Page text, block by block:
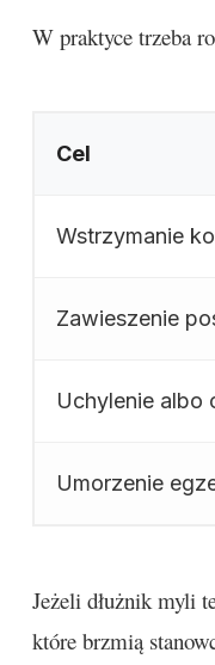
W praktyce trzeba
Cel
Wstrzymanie
Zawieszenie
Uchylenie albo
Umorzenie
Jeżeli dłużnik myli
które brzmią